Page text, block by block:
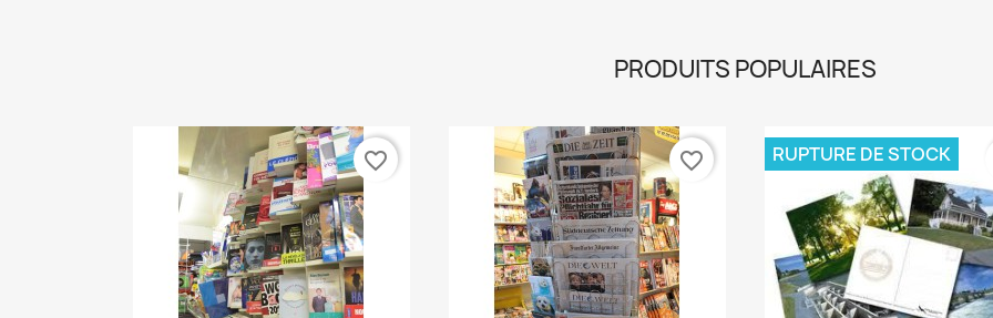
PRODUITS POPULAIRES
favorite_border favorite_border RUPTURE DE STOCK